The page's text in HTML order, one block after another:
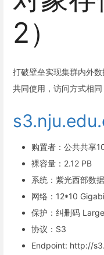
2）
打破壁垒实现集群内外
共同使用，访问方式相
购置者：公共共享
裸容量：2.12 PB
系统：紫光西部数
网络：12*10
保护：纠删码
协议：S3
Endpoint: http://